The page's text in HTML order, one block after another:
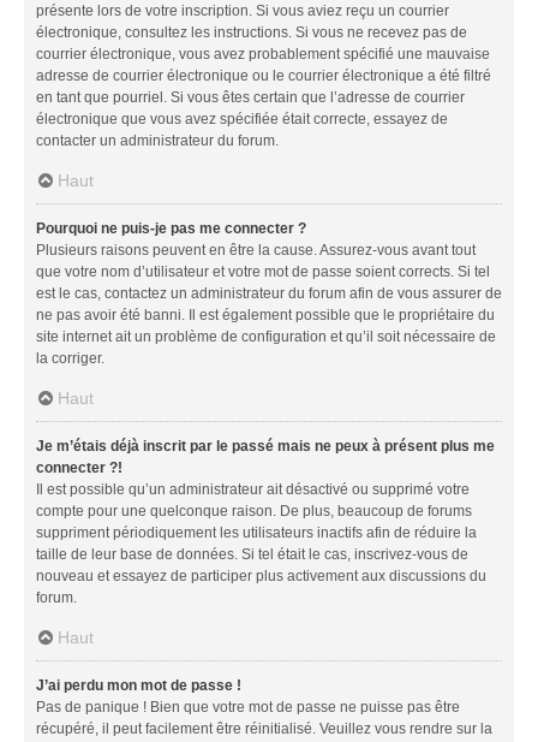
présente lors de votre inscription. Si vous aviez reçu un courrier
électronique, consultez les instructions. Si vous ne recevez pas de
courrier électronique, vous avez probablement spécifié une mauvaise
adresse de courrier électronique ou le courrier électronique a été filtré
en tant que pourriel. Si vous êtes certain que l’adresse de courrier
électronique que vous avez spécifiée était correcte, essayez de
contacter un administrateur du forum.
Haut
Pourquoi ne puis-je pas me connecter ?
Plusieurs raisons peuvent en être la cause. Assurez-vous avant tout
que votre nom d’utilisateur et votre mot de passe soient corrects. Si tel
est le cas, contactez un administrateur du forum afin de vous assurer de
ne pas avoir été banni. Il est également possible que le propriétaire du
site internet ait un problème de configuration et qu’il soit nécessaire de
la corriger.
Haut
Je m’étais déjà inscrit par le passé mais ne peux à présent plus me
connecter ?!
Il est possible qu’un administrateur ait désactivé ou supprimé votre
compte pour une quelconque raison. De plus, beaucoup de forums
suppriment périodiquement les utilisateurs inactifs afin de réduire la
taille de leur base de données. Si tel était le cas, inscrivez-vous de
nouveau et essayez de participer plus activement aux discussions du
forum.
Haut
J’ai perdu mon mot de passe !
Pas de panique ! Bien que votre mot de passe ne puisse pas être
récupéré, il peut facilement être réinitialisé. Veuillez vous rendre sur la